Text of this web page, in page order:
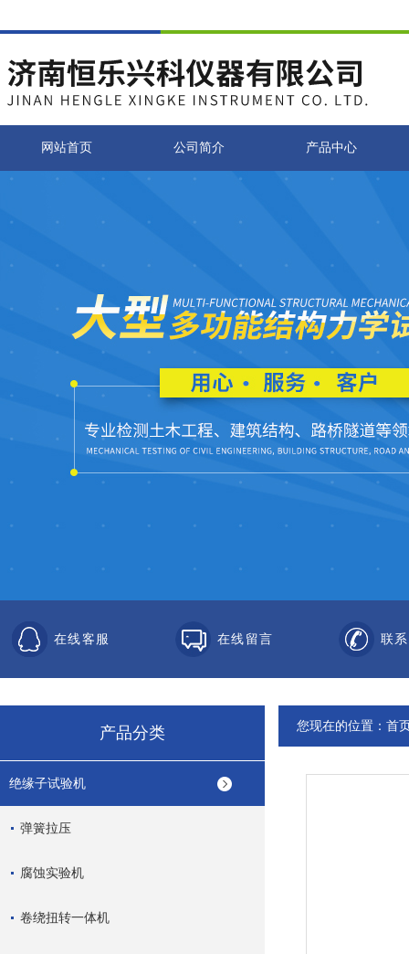
网站首页 公司简介 产品中心
在线客服 在线留言 联
产品分类
绝缘子试验机
弹簧拉压
腐蚀实验机
卷绕扭转一体机
您现在的位置： 首